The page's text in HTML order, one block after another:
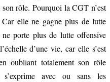
rôle. Pourquoi la CGT n’est
elle ne gagne plus de lutte
porte plus de lutte offensive
d’une vie, car elle s’est
oubliant totalement son rôle
avec ou sans les